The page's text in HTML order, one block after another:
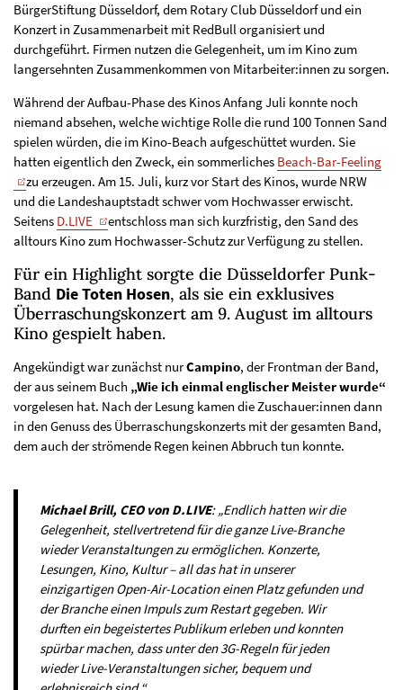
BürgerStiftung Düsseldorf, dem Rotary Club Düsseldorf und ein
Konzert in Zusammenarbeit mit RedBull organisiert und
durchgeführt. Firmen nutzen die Gelegenheit, um im Kino zum
langersehnten Zusammenkommen von Mitarbeiter:innen zu sorgen.
Während der Aufbau-Phase des Kinos Anfang Juli konnte noch
niemand absehen, welche wichtige Rolle die rund 100 Tonnen Sand
spielen würden, die im Kino-Beach aufgeschüttet wurden. Sie
hatten eigentlich den Zweck, ein sommerliches Beach-Bar-Feeling
zu erzeugen. Am 15. Juli, kurz vor Start des Kinos, wurde NRW
und die Landeshauptstadt schwer vom Hochwasser erwischt.
Seitens D.LIVE
entschloss man sich kurzfristig, den Sand des
alltours Kino zum Hochwasser-Schutz zur Verfügung zu stellen.
Für ein Highlight sorgte die Düsseldorfer Punk-
Band Die Toten Hosen, als sie ein exklusives
Überraschungskonzert am 9. August im alltours
Kino gespielt haben.
Angekündigt war zunächst nurCampino, der Frontman der Band,
der aus seinem Buch „Wie ich einmal englischer Meister wurde“
vorgelesen hat. Nach der Lesung kamen die Zuschauer:innen dann
in den Genuss des Überraschungskonzerts mit der gesamten Band,
dem auch der strömende Regen keinen Abbruch tun konnte.
Michael Brill, CEO von D.LIVE: „Endlich hatten wir die
Gelegenheit, stellvertretend für die ganze Live-Branche
wieder Veranstaltungen zu ermöglichen. Konzerte,
Lesungen, Kino, Kultur – all das hat in unserer
einzigartigen Open-Air-Location einen Platz gefunden und
der Branche einen Impuls zum Restart gegeben. Wir
durften ein begeistertes Publikum erleben und konnten
spürbar machen, dass unter den 3G-Regeln für jeden
wieder Live-Veranstaltungen sicher, bequem und